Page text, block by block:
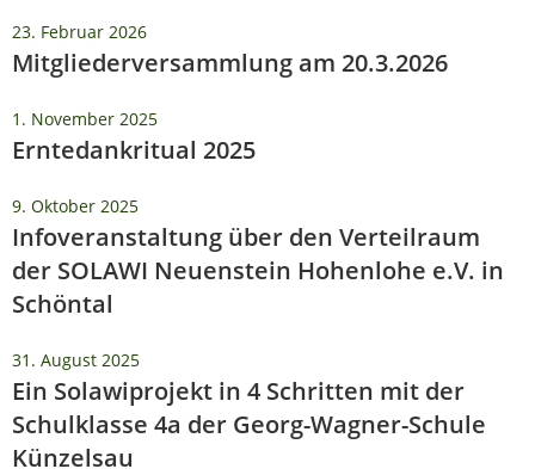
23. Februar 2026
Mitgliederversammlung am 20.3.2026
1. November 2025
Erntedankritual 2025
9. Oktober 2025
Infoveranstaltung über den Verteilraum
der SOLAWI Neuenstein Hohenlohe e.V. in
Schöntal
31. August 2025
Ein Solawiprojekt in 4 Schritten mit der
Schulklasse 4a der Georg-Wagner-Schule
Künzelsau